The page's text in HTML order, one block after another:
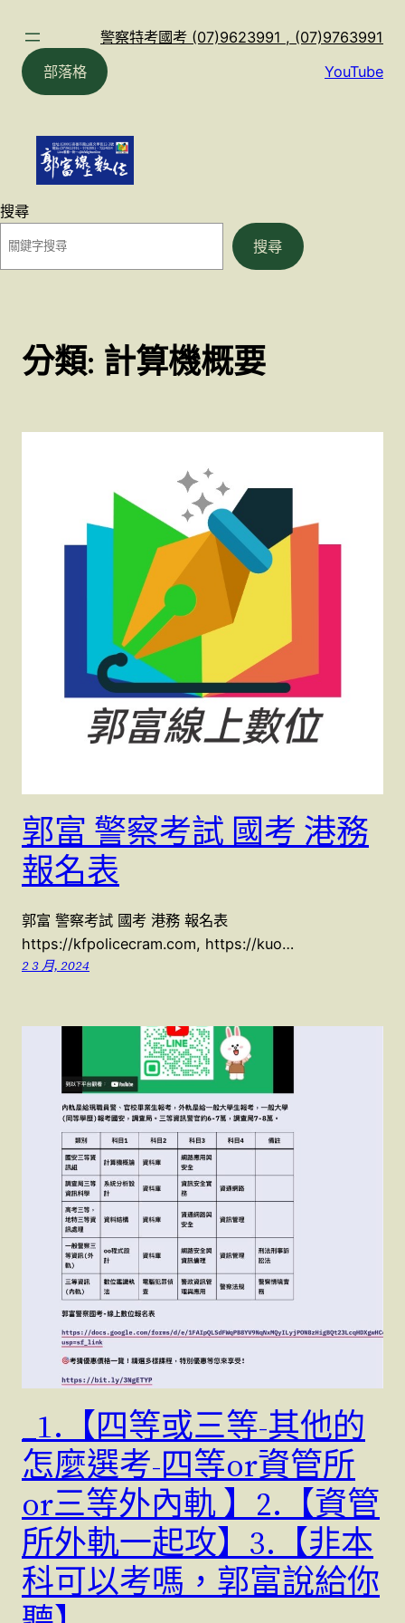
警察特考國考 (07)9623991 , (07)9763991
部落格
YouTube
搜尋
搜尋
分類: 計算機概要
郭富 警察考試 國考 港務
報名表
郭富 警察考試 國考 港務 報名表
https://kfpolicecram.com, https://kuo…
2 3 月, 2024
_1.【四等或三等-其他的
怎麼選考-四等or資管所
or三等外內軌 】2.【資管
所外軌一起攻】3.【非本
科可以考嗎，郭富說給你